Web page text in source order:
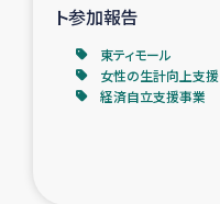
ト参加報告
東ティモール
女性の生計向上支援
経済自立支援事業